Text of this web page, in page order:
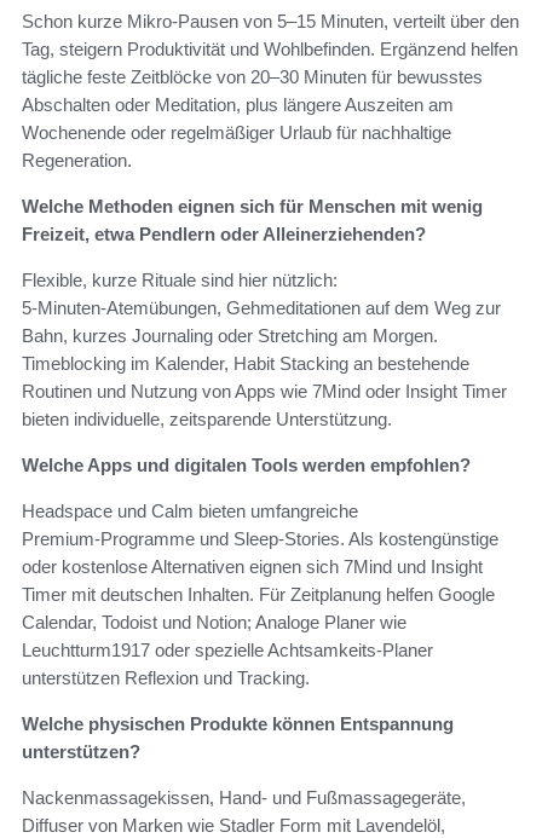
Schon kurze Mikro‑Pausen von 5–15 Minuten, verteilt über den
Tag, steigern Produktivität und Wohlbefinden. Ergänzend helfen
tägliche feste Zeitblöcke von 20–30 Minuten für bewusstes
Abschalten oder Meditation, plus längere Auszeiten am
Wochenende oder regelmäßiger Urlaub für nachhaltige
Regeneration.
Welche Methoden eignen sich für Menschen mit wenig
Freizeit, etwa Pendlern oder Alleinerziehenden?
Flexible, kurze Rituale sind hier nützlich:
5‑Minuten‑Atemübungen, Gehmeditationen auf dem Weg zur
Bahn, kurzes Journaling oder Stretching am Morgen.
Timeblocking im Kalender, Habit Stacking an bestehende
Routinen und Nutzung von Apps wie 7Mind oder Insight Timer
bieten individuelle, zeitsparende Unterstützung.
Welche Apps und digitalen Tools werden empfohlen?
Headspace und Calm bieten umfangreiche
Premium‑Programme und Sleep‑Stories. Als kostengünstige
oder kostenlose Alternativen eignen sich 7Mind und Insight
Timer mit deutschen Inhalten. Für Zeitplanung helfen Google
Calendar, Todoist und Notion; Analoge Planer wie
Leuchtturm1917 oder spezielle Achtsamkeits‑Planer
unterstützen Reflexion und Tracking.
Welche physischen Produkte können Entspannung
unterstützen?
Nackenmassagekissen, Hand‑ und Fußmassagegeräte,
Diffuser von Marken wie Stadler Form mit Lavendelöl,